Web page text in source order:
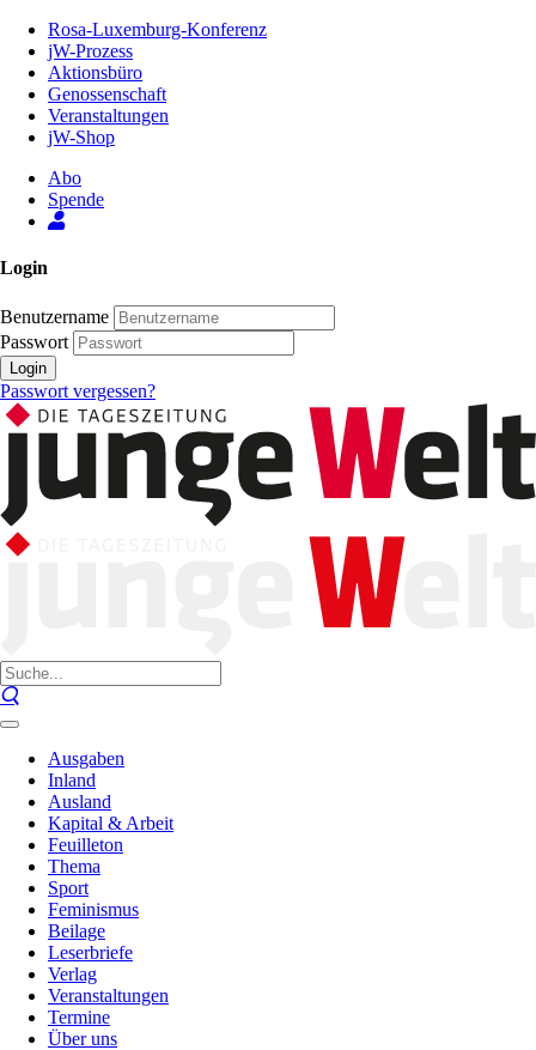
Inhalt
Seite
Rosa-Luxemburg-Konferenz
jW-Prozess
Aktionsbüro
Genossenschaft
Veranstaltungen
jW-Shop
Abo
Spende
Login
Benutzername
Passwort
Login
Passwort vergessen?
Ausgaben
Inland
Ausland
Kapital & Arbeit
Feuilleton
Thema
Sport
Feminismus
Beilage
Leserbriefe
Verlag
Veranstaltungen
Termine
Über uns